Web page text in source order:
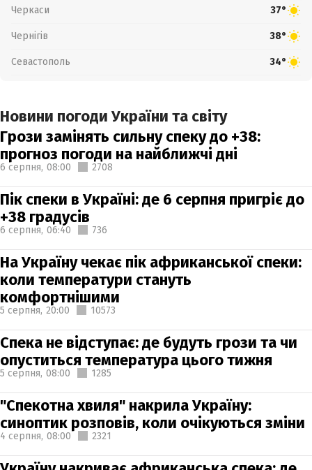
Черкаси 37°
Чернігів 38°
Севастополь 34°
Новини погоди України та світу
Грози замінять сильну спеку до +38:
прогноз погоди на найближчі дні
6 серпня, 08:00 2708
Пік спеки в Україні: де 6 серпня пригріє до
+38 градусів
6 серпня, 06:40 736
На Україну чекає пік африканської спеки:
коли температури стануть
комфортнішими
5 серпня, 20:00 10573
Спека не відступає: де будуть грози та чи
опуститься температура цього тижня
5 серпня, 08:00 1285
"Спекотна хвиля" накрила Україну:
синоптик розповів, коли очікуються зміни
4 серпня, 08:00 2321